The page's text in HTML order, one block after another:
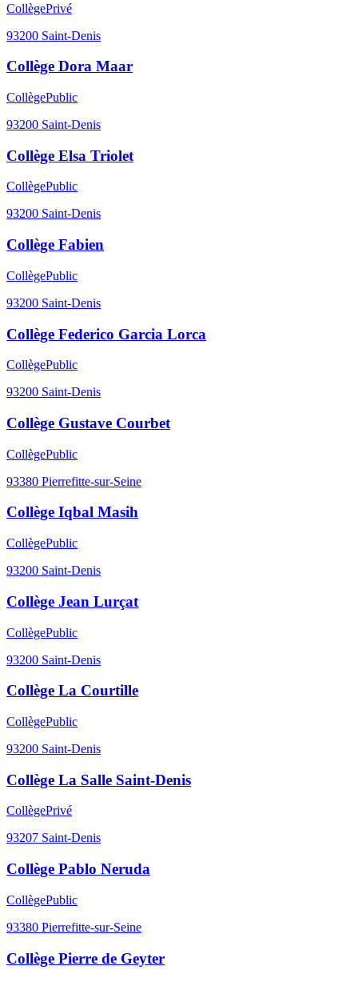
CollègePrivé
93200 Saint-Denis
Collège Dora Maar
CollègePublic
93200 Saint-Denis
Collège Elsa Triolet
CollègePublic
93200 Saint-Denis
Collège Fabien
CollègePublic
93200 Saint-Denis
Collège Federico Garcia Lorca
CollègePublic
93200 Saint-Denis
Collège Gustave Courbet
CollègePublic
93380 Pierrefitte-sur-Seine
Collège Iqbal Masih
CollègePublic
93200 Saint-Denis
Collège Jean Lurçat
CollègePublic
93200 Saint-Denis
Collège La Courtille
CollègePublic
93200 Saint-Denis
Collège La Salle Saint-Denis
CollègePrivé
93207 Saint-Denis
Collège Pablo Neruda
CollègePublic
93380 Pierrefitte-sur-Seine
Collège Pierre de Geyter